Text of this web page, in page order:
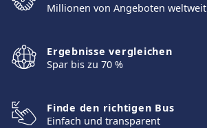
Millionen von Angeboten weltweit
Ergebnisse vergleichen
Spar bis zu 70 %
Finde den richtigen Bus
Einfach und transparent